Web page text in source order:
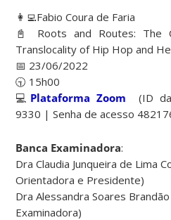
👩‍💻Fabio Coura de Faria
📓 Roots and Routes: The
Translocality of Hip Hop and
📅 23/06/2022
🕤 15h00
💻 Plataforma Zoom (ID da
9330 | Senha de acesso
Banca Examinadora:
Dra Claudia Junqueira de Lima
Orientadora e Presidente)
Dra Alessandra Soares Brandão
Examinadora)